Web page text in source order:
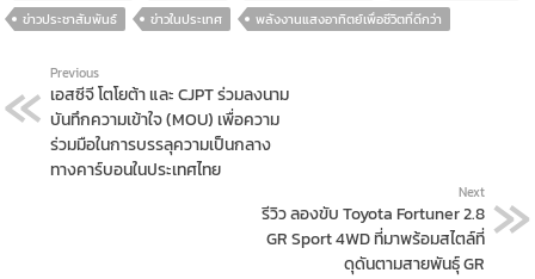
ข่าวประชาสัมพันธ์
ข่าวในประเทศ พลังงานแสงอาทิตย์เพื่อชีวิตที่ดีกว่า
Previous
เอสซีจี โตโยต้า และ CJPT ร่วมลงนาม
บันทึกความเข้าใจ (MOU) เพื่อความ
ร่วมมือในการบรรลุความเป็นกลาง
ทางคาร์บอนในประเทศไทย
Next
รีวิว ลองขับ Toyota Fortuner 2.8
GR Sport 4WD ที่มาพร้อมสไตล์ที่
ดุดันตามสายพันธุ์ GR